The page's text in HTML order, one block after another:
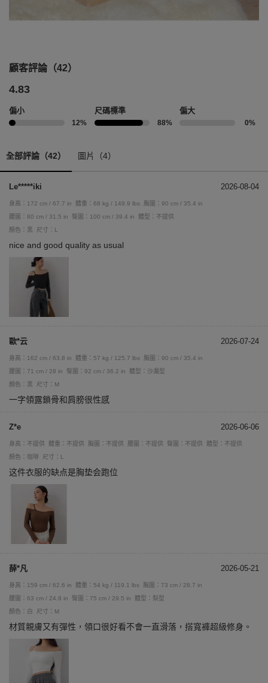
顧客評論（42）
4.83
偏小
12%
尺碼標準
88%
偏大
0%
全部評論（42） 圖片（4）
Le*****iki 2026-08-04
身高：172 cm / 67.7 in 體重：68 kg / 149.9 lbs
胸圍：90 cm / 35.4 in
腰圍：80 cm / 31.5 in
臀圍：100 cm / 39.4 in
體型：不提供
顏色：黑
尺寸：L
nice and good quality as usual
歐*云 2026-07-24
身高：162 cm / 63.8 in 體重：57 kg / 125.7 lbs
胸圍：90 cm / 35.4 in
腰圍：71 cm / 28 in
臀圍：92 cm / 36.2 in
體型：沙漏型
顏色：黑
尺寸：M
一字領露鎖骨和肩膀很性感
Z*e 2026-06-06
身高：不提供 體重：不提供 胸圍：不提供 腰圍：不提供 臀圍：不提供
體型：不提供
顏色：咖啡
尺寸：L
这件衣服的缺点是胸垫会跑位
薛*凡 2026-05-21
身高：159 cm / 62.6 in 體重：54 kg / 119.1 lbs
胸圍：73 cm / 28.7 in
腰圍：63 cm / 24.8 in
臀圍：75 cm / 29.5 in
體型：梨型
顏色：白
尺寸：M
材質親膚又有彈性，領口很好看不會一直滑落，搭寬褲超級修身。